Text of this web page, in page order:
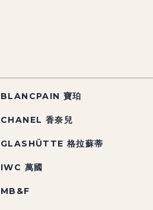
BLANCPAIN 寶珀
CHANEL 香奈兒
GLASHÜTTE 格拉蘇蒂
IWC 萬國
MB&F